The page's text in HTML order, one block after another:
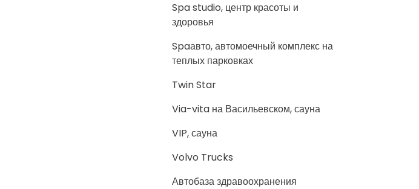
Spa studio, центр красоты и
здоровья
Spaавто, автомоечный комплекс на
теплых парковках
Twin Star
Via-vita на Васильевском, сауна
VIP, сауна
Volvo Trucks
Автобаза здравоохранения